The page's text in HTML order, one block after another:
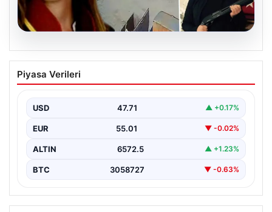
Hakkında İcra Takibi Nedeniyle
Avukatın Katledilmesi Davasında
Bursa’nın Gürsu ilçesinde gerçekleşen korkutucu
uğrayarak hayatını kaybetmesiyle…
Piyasa Verileri
USD 47.71 ▲ +0.17%
EUR 55.01 ▼ -0.02%
ALTIN 6572.5 ▲ +1.23%
BTC 3058727 ▼ -0.63%